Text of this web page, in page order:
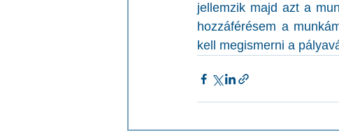
jellemzik majd azt a
hozzáférésem a
kell megismerni a